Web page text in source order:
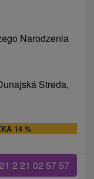
Narodzenia
Streda,
14 %
2 21 02 57 57